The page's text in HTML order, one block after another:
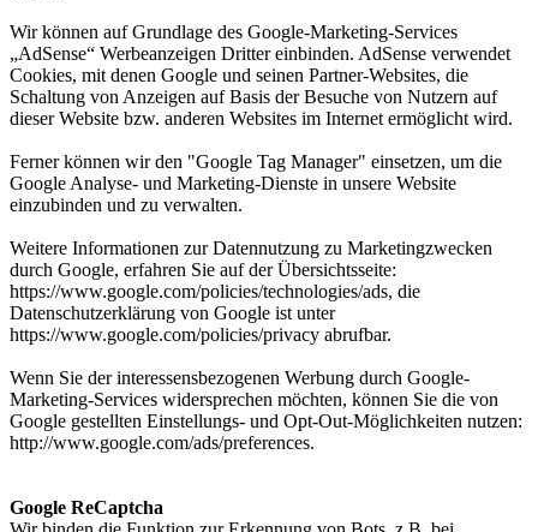
Wir können auf Grundlage des Google-Marketing-Services
„AdSense“ Werbeanzeigen Dritter einbinden. AdSense verwendet
Cookies, mit denen Google und seinen Partner-Websites, die
Schaltung von Anzeigen auf Basis der Besuche von Nutzern auf
dieser Website bzw. anderen Websites im Internet ermöglicht wird.
Ferner können wir den "Google Tag Manager" einsetzen, um die
Google Analyse- und Marketing-Dienste in unsere Website
einzubinden und zu verwalten.
Weitere Informationen zur Datennutzung zu Marketingzwecken
durch Google, erfahren Sie auf der Übersichtsseite:
https://www.google.com/policies/technologies/ads, die
Datenschutzerklärung von Google ist unter
https://www.google.com/policies/privacy abrufbar.
Wenn Sie der interessensbezogenen Werbung durch Google-
Marketing-Services widersprechen möchten, können Sie die von
Google gestellten Einstellungs- und Opt-Out-Möglichkeiten nutzen:
http://www.google.com/ads/preferences.
Google ReCaptcha